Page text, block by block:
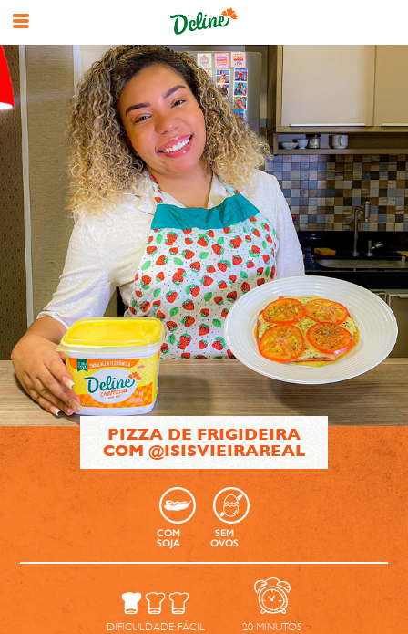
PIZZA DE FRIGIDEIRA
COM @ISISVIEIRAREAL
COM
SOJA
SEM
OVOS
20MINUTOS
DIFICULDADE: FÁCIL